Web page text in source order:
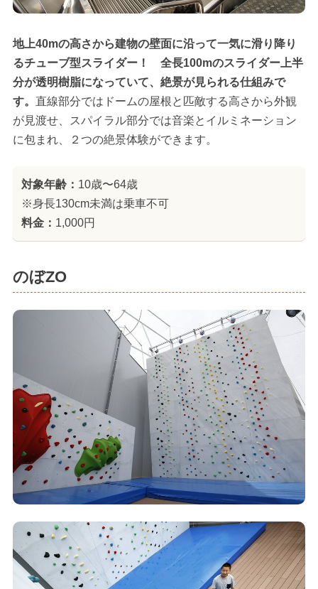
地上40mの高さから建物の壁面に沿って一気に滑り降り
るチューブ型スライダー！ 全長100mのスライダー上半
分が透明樹脂になっていて、絶景が見られる仕組みで
す。 直線部分ではドームの屋根と匹敵する高さから外観
が見渡せ、スパイラル部分では音楽とイルミネーション
に包まれ、２つの絶景体験ができます。
対象年齢： 10歳〜64歳
※身長130cm未満は乗車不可
料金： 1,000円
のぼZO